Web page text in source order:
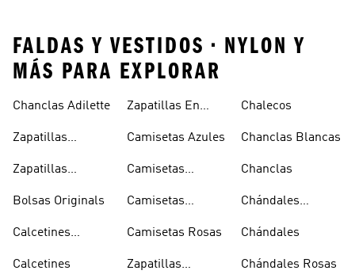
FALDAS Y VESTIDOS • NYLON Y
MÁS PARA EXPLORAR
Chanclas Adilette
Zapatillas
Zapatillas
Blancas
Bolsas Originals
Calcetines
Blancos
Calcetines
Zapatillas En
Camisetas Azules
Camisetas
Camisetas
Camisetas Rosas
Zapatillas
Chalecos
Chanclas Blancas
Chanclas
Chándales
Chándales
Chándales Rosas